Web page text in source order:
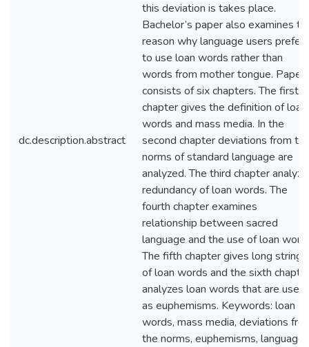
dc.description.abstract
this deviation is takes place.
Bachelor’s paper also examines
reason why language users prefer
to use loan words rather than
words from mother tongue. Paper
consists of six chapters. The first
chapter gives the definition of loan
words and mass media. In the
second chapter deviations from
norms of standard language are
analyzed. The third chapter
redundancy of loan words. The
fourth chapter examines
relationship between sacred
language and the use of loan
The fifth chapter gives long strings
of loan words and the sixth
analyzes loan words that are used
as euphemisms. Keywords: loan
words, mass media, deviations
the norms, euphemisms, language